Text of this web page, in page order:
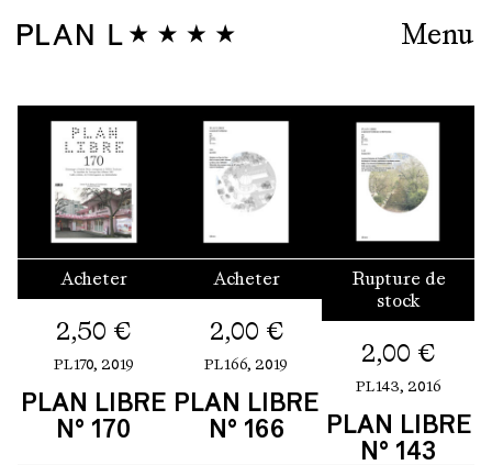
Menu
Acheter
2,50 €
PL170, 2019
PLAN LIBRE
N° 170
Acheter
2,00 €
PL166, 2019
PLAN LIBRE
N° 166
Rupture de
stock
2,00 €
PL143, 2016
PLAN LIBRE
N° 143